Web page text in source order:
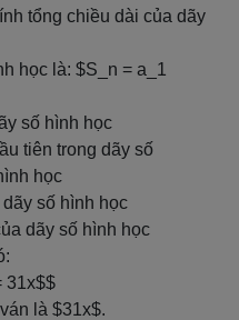
tổng chiều dài của dãy
học là: $S_n = a_1
số hình học
tiên trong dãy số
học
số hình học
dãy số hình học
31x$$
là $31x$.